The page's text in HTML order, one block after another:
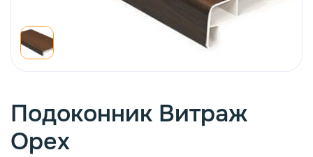
дерево
Подоконник Витраж
Орех